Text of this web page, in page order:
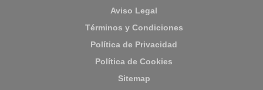
Aviso Legal
Términos y Condiciones
Política de Privacidad
Política de Cookies
Sitemap